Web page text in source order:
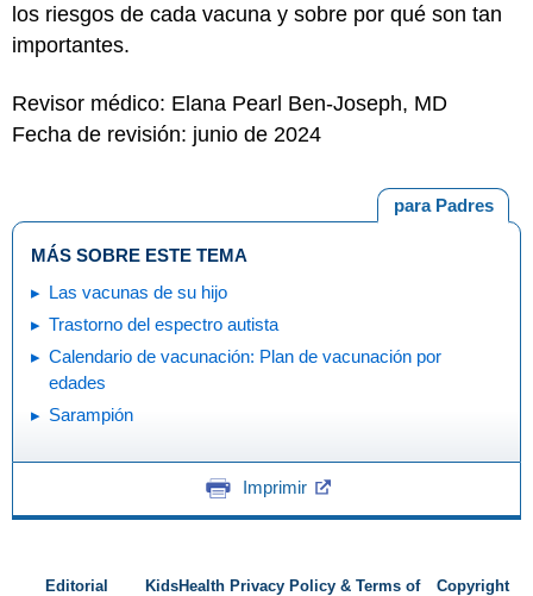
los riesgos de cada vacuna y sobre por qué son tan
importantes.
Revisor médico: Elana Pearl Ben-Joseph, MD
Fecha de revisión: junio de 2024
para Padres
MÁS SOBRE ESTE TEMA
Las vacunas de su hijo
Trastorno del espectro autista
Calendario de vacunación: Plan de vacunación por
edades
Sarampión
Imprimir
Editorial KidsHealth Privacy Policy & Terms of Copyright